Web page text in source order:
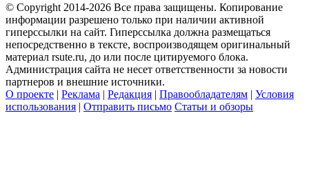
© Copyright 2014-2026 Все права защищены. Копирование
информации разрешено только при наличии активной
гиперссылки на сайт. Гиперссылка должна размещаться
непосредственно в тексте, воспроизводящем оригинальный
материал rsute.ru, до или после цитируемого блока.
Администрация сайта не несет ответственности за новости
партнеров и внешние источники.
О проекте | Реклама | Редакция | Правообладателям | Условия
использования | Отправить письмо Статьи и обзоры